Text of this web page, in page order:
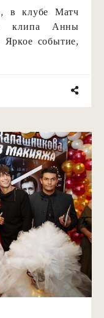
в клубе Матч
клипа Анны
событие,